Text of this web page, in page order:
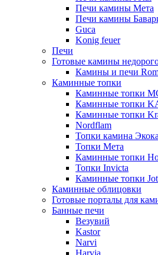
Печи камины Мета
Печи камины
Guca
Konig feuer
Печи
Готовые камины
Камины и печи
Каминные топки
Каминные топки
Каминные топки
Каминные топки
Nordflam
Топки камина
Топки Мета
Каминные топки
Топки Invicta
Каминные топки
Каминные облицовки
Готовые порталы для
Банные печи
Везувий
Kastor
Narvi
Harvia